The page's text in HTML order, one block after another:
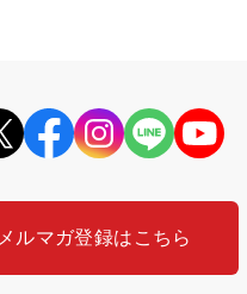
メルマガ登録はこちら